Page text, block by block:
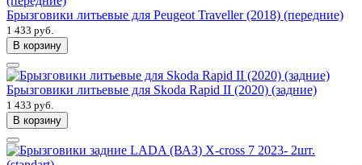
Брызговики литьевые для Peugeot Traveller (2018) (передние)
1 433 руб.
В корзину
Брызговики литьевые для Skoda Rapid II (2020) (задние)
1 433 руб.
В корзину